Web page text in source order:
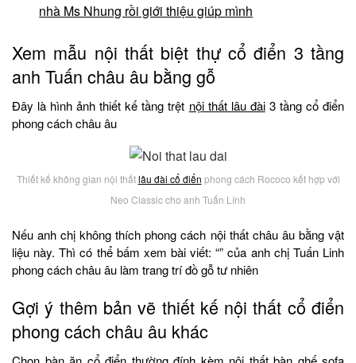
nhà Ms Nhung rồi giới thiệu giúp mình
Xem mẫu nội thất biệt thự cổ điển 3 tầng
anh Tuấn châu âu bằng gỗ
Đây là hình ảnh thiết kế tầng trệt nội thất lâu đài3 tầng cổ điển
phong cách châu âu
Thiết kế không gian nội thấtlâu đài cổ điển phong cách Rococo kết hợp với
Neo Classic cho anh Tuấn Lính
Nếu anh chị không thích phong cách nội thất châu âu bằng vật
liệu này. Thì có thể bấm xem bài viết: “” của anh chị Tuấn Linh
phong cách châu âu làm trang trí đồ gỗ tư nhiên
Gợi ý thêm bản vẽ thiết kế nội thất cổ điển
phong cách châu âu khác